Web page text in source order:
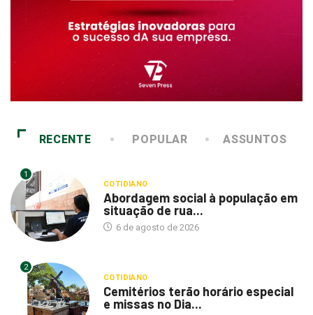
RECENTE POPULAR ASSUNTOS
1
COTIDIANO
Abordagem social à população em
situação de rua...
6 de agosto de 2026
2
COTIDIANO
Cemitérios terão horário especial
e missas no Dia...